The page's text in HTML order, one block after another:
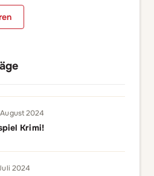
2024
Krimi!
2024